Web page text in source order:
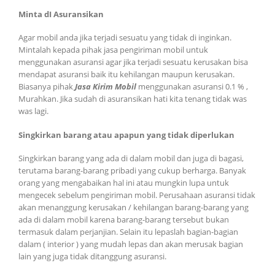
Minta dI Asuransikan
Agar mobil anda jika terjadi sesuatu yang tidak di inginkan.
Mintalah kepada pihak jasa pengiriman mobil untuk
menggunakan asuransi agar jika terjadi sesuatu kerusakan bisa
mendapat asuransi baik itu kehilangan maupun kerusakan.
Biasanya pihakJasa Kirim Mobil menggunakan asuransi 0.1 % ,
Murahkan. Jika sudah di asuransikan hati kita tenang tidak was
was lagi.
Singkirkan barang atau apapun yang tidak diperlukan
Singkirkan barang yang ada di dalam mobil dan juga di bagasi,
terutama barang-barang pribadi yang cukup berharga. Banyak
orang yang mengabaikan hal ini atau mungkin lupa untuk
mengecek sebelum pengiriman mobil. Perusahaan asuransi tidak
akan menanggung kerusakan / kehilangan barang-barang yang
ada di dalam mobil karena barang-barang tersebut bukan
termasuk dalam perjanjian. Selain itu lepaslah bagian-bagian
dalam ( interior ) yang mudah lepas dan akan merusak bagian
lain yang juga tidak ditanggung asuransi.